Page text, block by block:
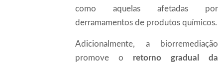
como aquelas afetadas por
derramamentos de produtos químicos.
Adicionalmente, a biorremediação
promove o retorno gradual da